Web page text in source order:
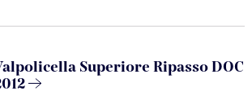
Superiore Ripasso DOC